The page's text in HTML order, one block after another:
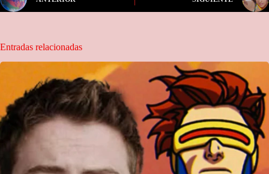
Entradas relacionadas